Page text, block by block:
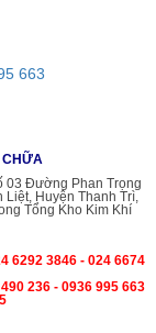
663
03 Đường Phan Trọng
Liệt, Huyện Thanh Trì,
Tổng Kho Kim Khí
6292 3846 - 024 6674
236 - 0936 995 663